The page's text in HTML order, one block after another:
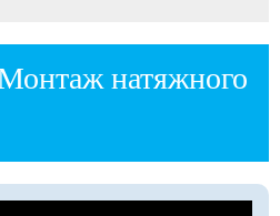
натяжного